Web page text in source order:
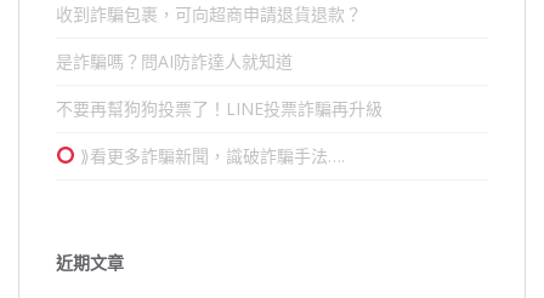
收到詐騙包裹，可向超商申請退貨退款？
是詐騙嗎？問AI防詐達人就知道
不要再幫狗狗投票了！LINE投票詐騙再升級
⟫看更多詐騙新聞，識破詐騙手法….
近期文章